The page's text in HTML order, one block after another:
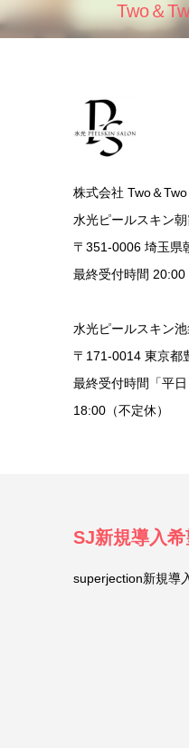
Two＆
株式会社 Two＆Two
水光ピールスキン
〒351-0006 埼玉県
最終受付時間
水光ピールスキン
〒171-0014 東京都
最終受付時間「平
18:00（不定休）
SJ新規導入希
superjection新規導